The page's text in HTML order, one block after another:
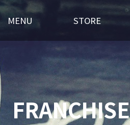
MENU STORE
가맹점 홍보실
FRANCHISE